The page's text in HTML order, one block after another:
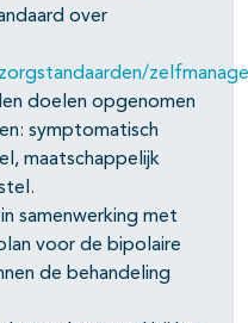
over
doelen opgenomen
symptomatisch
maatschappelijk
samenwerking met
voor de bipolaire
de behandeling